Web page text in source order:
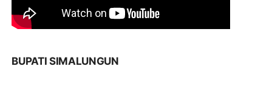
BUPATI SIMALUNGUN